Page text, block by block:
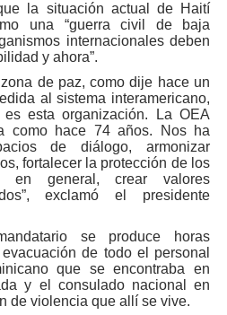
la situación actual de Haití
una “guerra civil de baja
internacionales deben
y ahora”.
de paz, como dije hace un
al sistema interamericano,
esta organización. La OEA
como hace 74 años. Nos ha
de diálogo, armonizar
fortalecer la protección de los
en general, crear valores
exclamó el presidente
se produce horas
de todo el personal
que se encontraba en
y el consulado nacional en
de violencia que allí se vive.